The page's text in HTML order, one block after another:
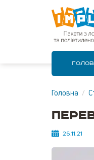
Головна /
26.11.21